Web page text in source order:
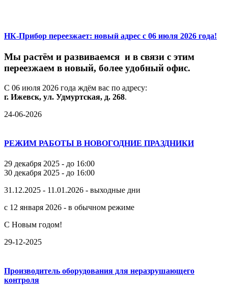
НК-Прибор переезжает: новый адрес с 06 июля 2026 года!
Мы растём и развиваемся и в связи с этим
переезжаем в новый, более удобный офис.
С 06 июля 2026 года ждём вас по адресу:
г. Ижевск, ул. Удмуртская, д. 268.
24-06-2026
РЕЖИМ РАБОТЫ В НОВОГОДНИЕ ПРАЗДНИКИ
29 декабря 2025 - до 16:00
30 декабря 2025 - до 16:00
31.12.2025 - 11.01.2026 - выходные дни
с 12 января 2026 - в обычном режиме
С Новым годом!
29-12-2025
Производитель оборудования для неразрушающего
контроля